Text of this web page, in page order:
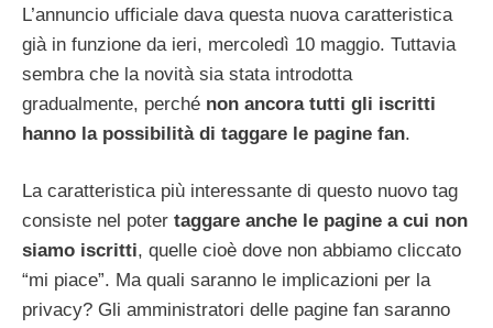
L’annuncio ufficiale dava questa nuova caratteristica
già in funzione da ieri, mercoledì 10 maggio. Tuttavia
sembra che la novità sia stata introdotta
gradualmente, perché non ancora tutti gli iscritti
hanno la possibilità di taggare le pagine fan.
La caratteristica più interessante di questo nuovo tag
consiste nel poter taggare anche le pagine a cui non
siamo iscritti, quelle cioè dove non abbiamo cliccato
“mi piace”. Ma quali saranno le implicazioni per la
privacy? Gli amministratori delle pagine fan saranno